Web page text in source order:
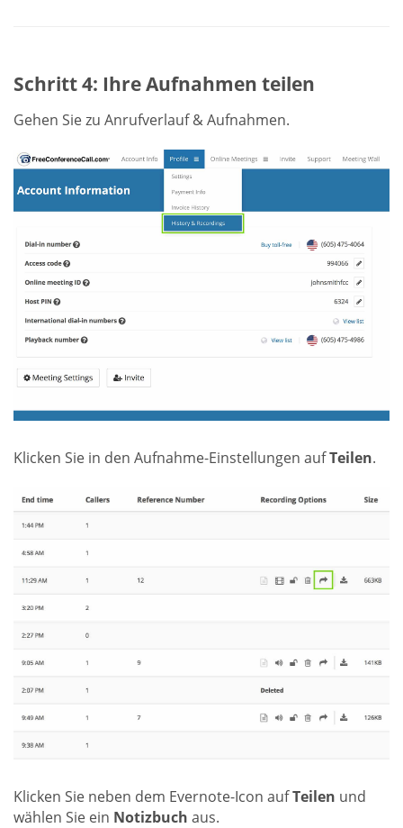
Schritt 4: Ihre Aufnahmen teilen
Gehen Sie zu Anrufverlauf & Aufnahmen.
Klicken Sie in den Aufnahme-Einstellungen aufTeilen.
Klicken Sie neben dem Evernote-Icon aufTeilen und
wählen Sie ein Notizbuch aus.